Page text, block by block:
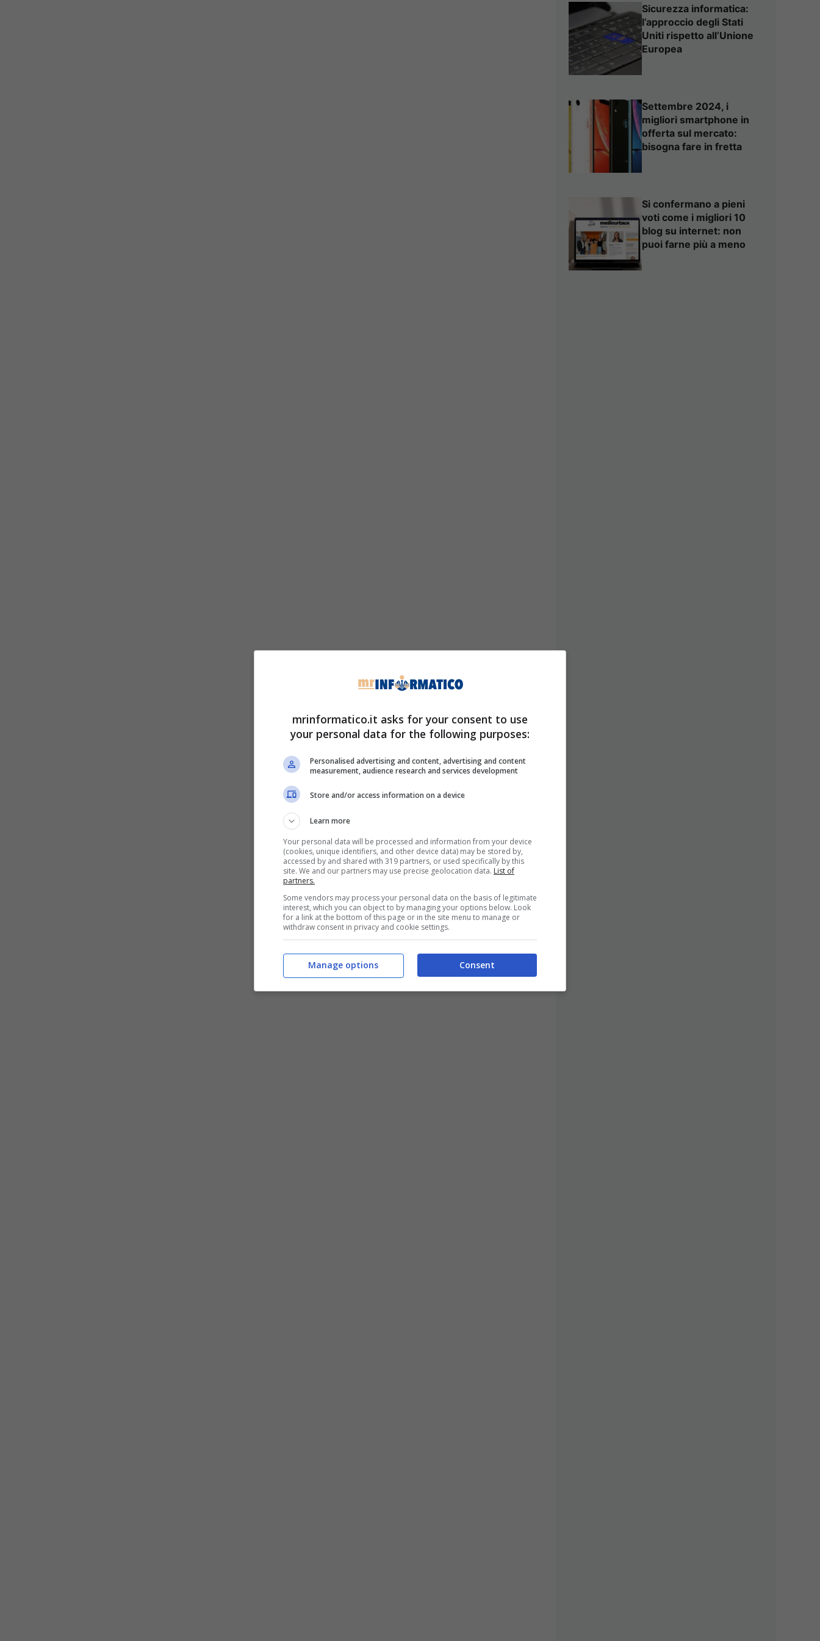
Sicurezza informatica:
l’approccio degli Stati
Uniti rispetto all’Unione
Europea
Settembre 2024, i
migliori smartphone in
offerta sul mercato:
bisogna fare in fretta
Si confermano a pieni
voti come i migliori 10
blog su internet: non
puoi farne più a meno
mrinformatico.it asks for your consent to use
your personal data for the following purposes:
Personalised advertising and content, advertising and content
measurement, audience research and services development
Store and/or access information on a device
Learn more
Your personal data will be processed and information from your device
(cookies, unique identifiers, and other device data) may be stored by,
accessed by and shared with 319 partners, or used specifically by this
site. We and our partners may use precise geolocation data. List of
partners.
Some vendors may process your personal data on the basis of legitimate
interest, which you can object to by managing your options below. Look
for a link at the bottom of this page or in the site menu to manage or
withdraw consent in privacy and cookie settings.
Consent
Manage options